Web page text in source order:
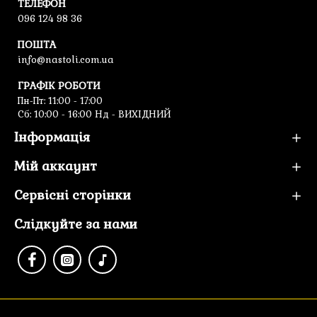
ТЕЛЕФОН
096 124 98 36
ПОШТА
info@nastoli.com.ua
ГРАФІК РОБОТИ
Пн-Пт: 11:00 - 17:00
Cб: 10:00 - 16:00 Нд - ВИХІДНИЙ
Інформація
Мій аккаунт
Сервісні сторінки
Слідкуйте за нами